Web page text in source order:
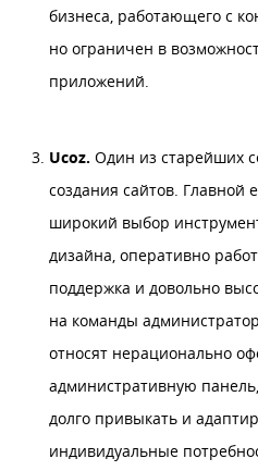
бизнеса, работающего с
но ограничен в
приложений.
Ucoz. Один из старейших
создания сайтов. Главной
широкий выбор
дизайна, оперативно
поддержка и довольно
на команды
относят нерационально
административную
долго привыкать и
индивидуальные